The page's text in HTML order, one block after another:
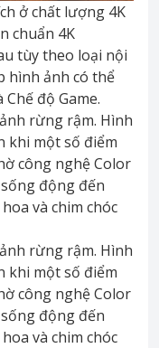
ở chất lượng 4K
chuẩn 4K
tùy theo loại nội
hình ảnh có thể
độ Game.
rừng rậm. Hình
khi một số điểm
công nghệ Color
động đến
và chim chóc
rừng rậm. Hình
khi một số điểm
công nghệ Color
động đến
và chim chóc